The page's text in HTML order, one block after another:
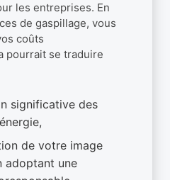
les entreprises. En
de gaspillage, vous
coûts
pourrait se traduire
significative des
de votre image
adoptant une